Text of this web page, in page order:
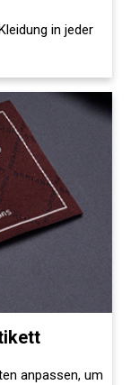
in jeder
anpassen, um